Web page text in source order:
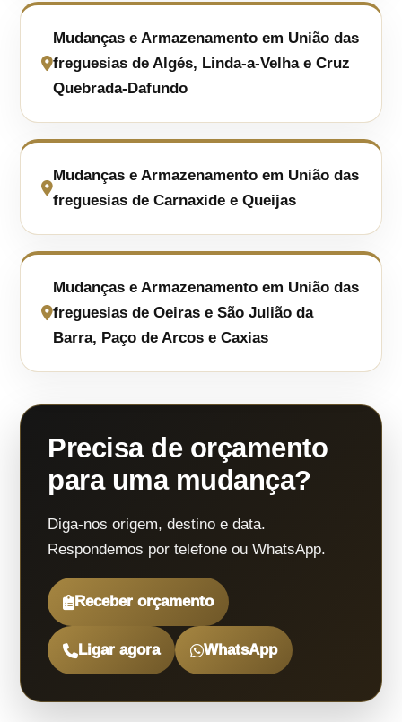
Mudanças e Armazenamento em União das
freguesias de Algés, Linda-a-Velha e Cruz
Quebrada-Dafundo
Mudanças e Armazenamento em União das
freguesias de Carnaxide e Queijas
Mudanças e Armazenamento em União das
freguesias de Oeiras e São Julião da
Barra, Paço de Arcos e Caxias
Precisa de orçamento
para uma mudança?
Diga-nos origem, destino e data.
Respondemos por telefone ou WhatsApp.
Receber orçamento
Ligar agora WhatsApp